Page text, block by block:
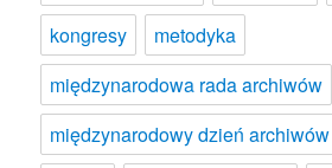
kongresy
metodyka
międzynarodowa rada archiwów
międzynarodowy dzień archiwów